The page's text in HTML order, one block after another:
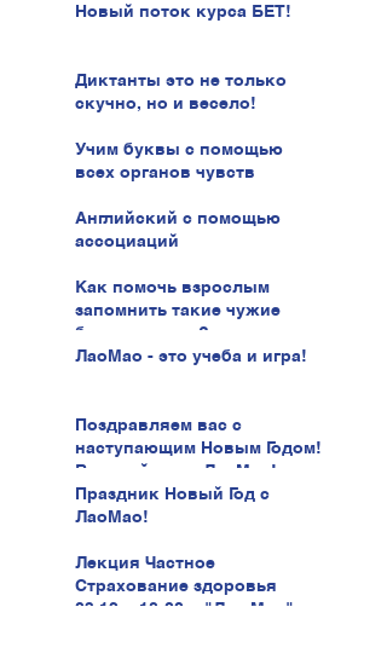
иврита!
Новый поток курса БЕТ!
Диктанты это не только
скучно, но и весело!
Учим буквы с помощью
всех органов чувств
Английский с помощью
ассоциаций
Как помочь взрослым
запомнить такие чужие
буквы иврита?
ЛаоМао - это учеба и игра!
Поздравляем вас с
наступающим Новым Годом!
В новый год с ЛаоМао!
Праздник Новый Год с
ЛаоМао!
Лекция Частное
Страхование здоровья
03.12 в 18:00 в "Лао Мао" ул.